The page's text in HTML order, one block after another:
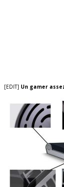
[EDIT] Un gamer